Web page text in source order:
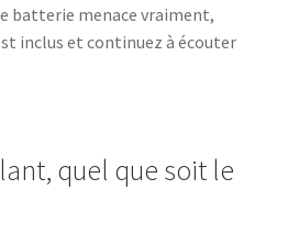
batterie menace vraiment,
inclus et continuez à écouter
quel que soit le